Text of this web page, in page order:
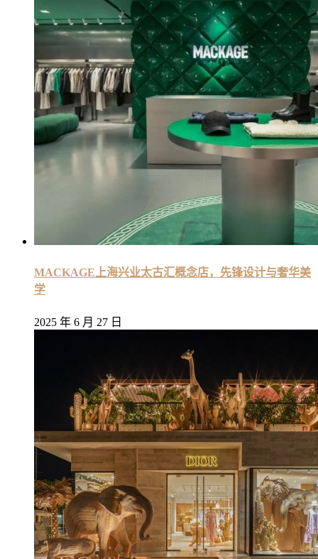
MACKAGE上海兴业太古汇概念店，先锋设计与奢华美
学
2025 年 6 月 27 日